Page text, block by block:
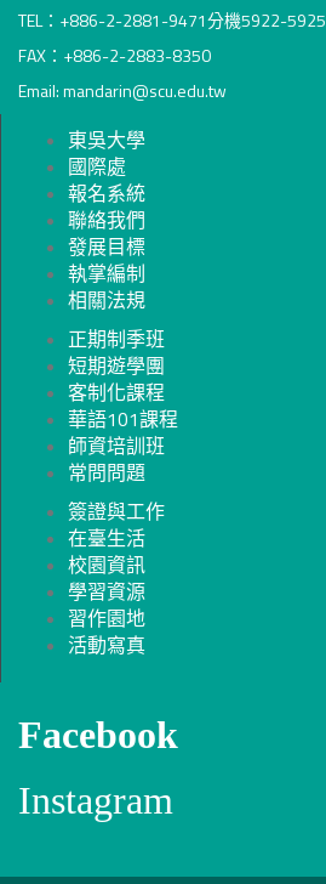
TEL：+886-2-2881-9471分機5922-5925
FAX：+886-2-2883-8350
Email: mandarin@scu.edu.tw
東吳大學
國際處
報名系統
聯絡我們
發展目標
執掌編制
相關法規
正期制季班
短期遊學團
客制化課程
華語101課程
師資培訓班
常問問題
簽證與工作
在臺生活
校園資訊
學習資源
習作園地
活動寫真
Facebook
Instagram